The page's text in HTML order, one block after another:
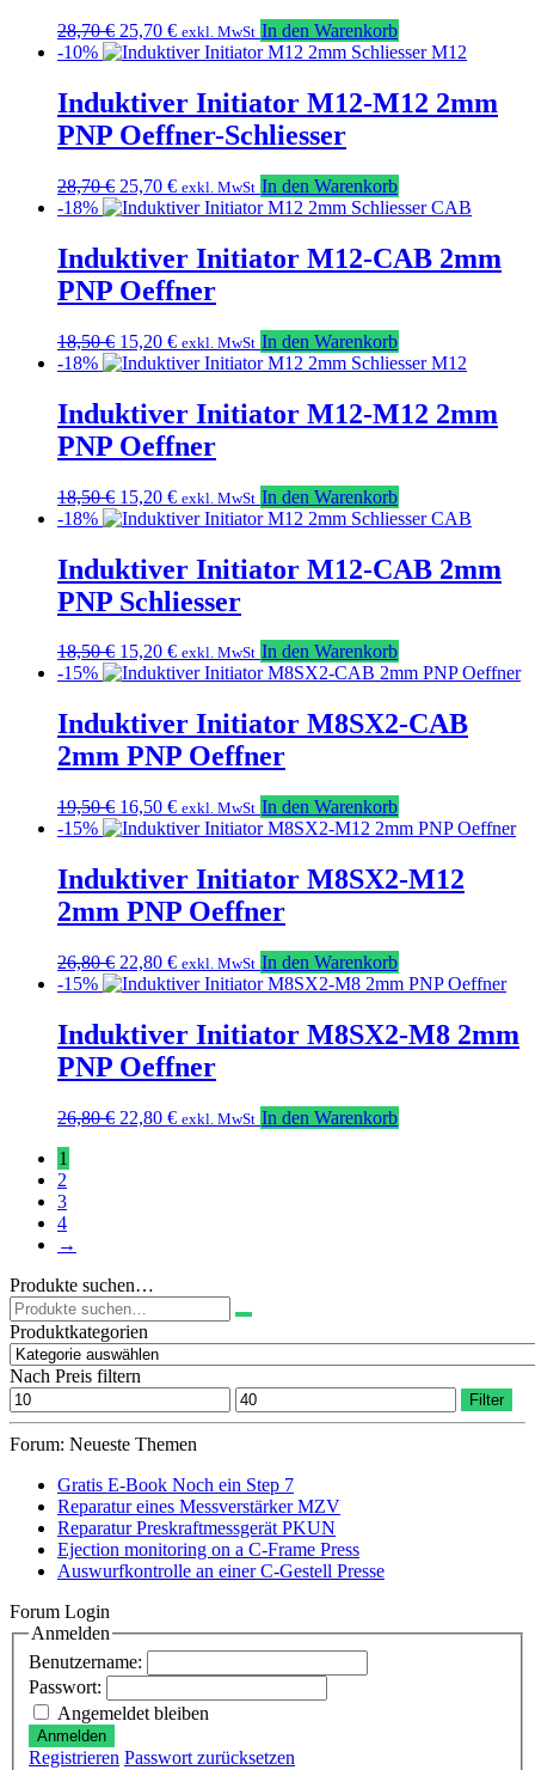
28,70€ Ursprünglicher
Preis
28,70 €
25,70 €Aktueller
Preis
25,70 €.
exkl. MwSt In den Warenkorb
-10%
Induktiver Initiator M12-M12 2mm
PNP Oeffner-Schliesser
28,70€ Ursprünglicher
Preis
28,70 €
25,70 €Aktueller
Preis
25,70 €.
exkl. MwSt In den Warenkorb
-18%
Induktiver Initiator M12-CAB 2mm
PNP Oeffner
18,50€ Ursprünglicher
Preis
18,50 €
15,20 €Aktueller
Preis
15,20 €.
exkl. MwSt In den Warenkorb
-18%
Induktiver Initiator M12-M12 2mm
PNP Oeffner
18,50€ Ursprünglicher
Preis
18,50 €
15,20 €Aktueller
Preis
15,20 €.
exkl. MwSt In den Warenkorb
-18%
Induktiver Initiator M12-CAB 2mm
PNP Schliesser
18,50€ Ursprünglicher
Preis
18,50 €
15,20 €Aktueller
Preis
15,20 €.
exkl. MwSt In den Warenkorb
-15%
Induktiver Initiator M8SX2-CAB
2mm PNP Oeffner
19,50€ Ursprünglicher
Preis
19,50 €
16,50 €Aktueller
Preis
16,50 €.
exkl. MwSt In den Warenkorb
-15%
Induktiver Initiator M8SX2-M12
2mm PNP Oeffner
26,80€ Ursprünglicher
Preis
26,80 €
22,80 €Aktueller
Preis
22,80 €.
exkl. MwSt In den Warenkorb
-15%
Induktiver Initiator M8SX2-M8 2mm
PNP Oeffner
26,80€ Ursprünglicher
22,80 €Aktueller
exkl. MwSt In den Warenkorb
1
2
3
4
→
Produkte suchen…
Suchen
nach:
Produktkategorien
Nach Preis filtern
Min.
Preis
Max.
Preis
Filter
Forum: Neueste Themen
Gratis E-Book Noch ein Step 7
Reparatur eines Messverstärker MZV
Reparatur Preskraftmessgerät PKUN
Ejection monitoring on a C-Frame Press
Auswurfkontrolle an einer C-Gestell Presse
Forum Login
Anmelden
Benutzername:
Passwort:
Angemeldet bleiben
Anmelden
Registrieren Passwort zurücksetzen